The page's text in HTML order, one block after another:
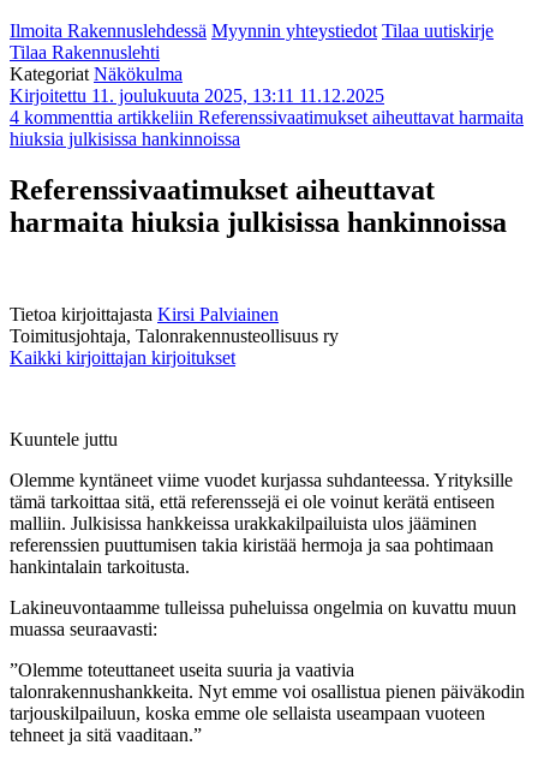
Ilmoita Rakennuslehdessä Myynnin yhteystiedot Tilaa uutiskirje
Tilaa Rakennuslehti
Kategoriat Näkökulma
Kirjoitettu 11. joulukuuta 2025, 13:11 11.12.2025
4 kommenttia artikkeliin Referenssivaatimukset aiheuttavat harmaita
hiuksia julkisissa hankinnoissa
Referenssivaatimukset aiheuttavat
harmaita hiuksia julkisissa hankinnoissa
Tietoa kirjoittajasta Kirsi Palviainen
Toimitusjohtaja, Talonrakennusteollisuus ry
Kaikki kirjoittajan kirjoitukset
Kuuntele juttu
Olemme kyntäneet viime vuodet kurjassa suhdanteessa. Yrityksille
tämä tarkoittaa sitä, että referenssejä ei ole voinut kerätä entiseen
malliin. Julkisissa hankkeissa urakkakilpailuista ulos jääminen
referenssien puuttumisen takia kiristää hermoja ja saa pohtimaan
hankintalain tarkoitusta.
Lakineuvontaamme tulleissa puheluissa ongelmia on kuvattu muun
muassa seuraavasti:
”Olemme toteuttaneet useita suuria ja vaativia
talonrakennushankkeita. Nyt emme voi osallistua pienen päiväkodin
tarjouskilpailuun, koska emme ole sellaista useampaan vuoteen
tehneet ja sitä vaaditaan.”